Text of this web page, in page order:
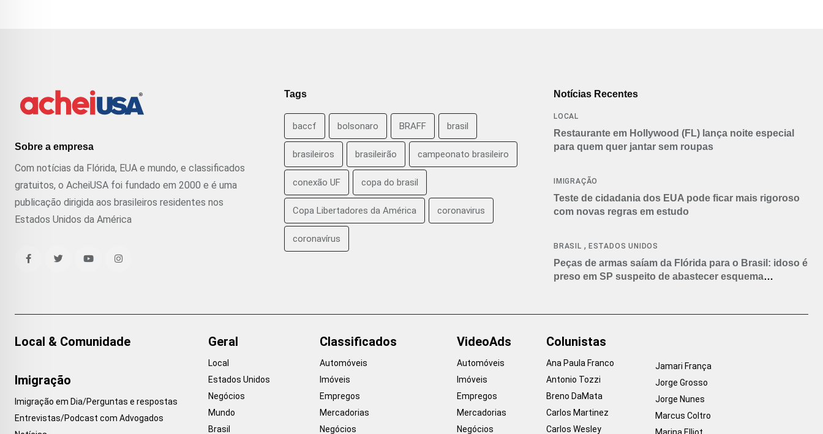
Sobre a empresa
Com notícias da Flórida, EUA e mundo, e classificados
gratuitos, o AcheiUSA foi fundado em 2000 e é uma
publicação dirigida aos brasileiros residentes nos
Estados Unidos da América
Tags
baccf bolsonaro BRAFF brasil
brasileiros brasileirão campeonato brasileiro
conexão UF copa do brasil
Copa Libertadores da América coronavirus
coronavírus
Notícias Recentes
LOCAL
Restaurante em Hollywood (FL) lança noite especial
para quem quer jantar sem roupas
IMIGRAÇÃO
Teste de cidadania dos EUA pode ficar mais rigoroso
com novas regras em estudo
BRASIL , ESTADOS UNIDOS
Peças de armas saíam da Flórida para o Brasil: idoso é
preso em SP suspeito de abastecer esquema
Local & Comunidade
Imigração
Imigração em Dia/Perguntas e respostas
Entrevistas/Podcast com Advogados
Geral
Local
Estados Unidos
Negócios
Mundo
Brasil
Classificados
Automóveis
Imóveis
Empregos
Mercadorias
Negócios
VideoAds
Automóveis
Imóveis
Empregos
Mercadorias
Negócios
Colunistas
Ana Paula Franco
Antonio Tozzi
Breno DaMata
Carlos Martinez
Carlos Wesley
Jamari França
Jorge Grosso
Jorge Nunes
Marcus Coltro